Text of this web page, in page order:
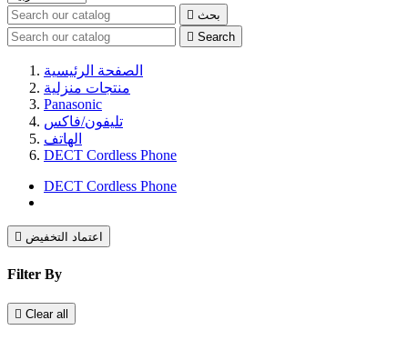
 بحث
 Search
الصفحة الرئيسية
منتجات منزلية
Panasonic
تليفون/فاكس
الهاتف
DECT Cordless Phone
DECT Cordless Phone
 اعتماد التخفيض
Filter By
 Clear all